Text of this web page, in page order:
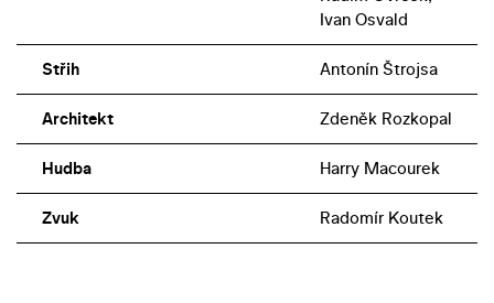
Ivan Osvald
Střih Antonín Štrojsa
Architekt Zdeněk Rozkopal
Hudba Harry Macourek
Zvuk Radomír Koutek